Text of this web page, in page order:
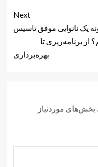
Next
یک نانوایی موفق تاسیس
از برنامه‌ریزی تا
بهره‌برداری
بخش‌های موردنیاز